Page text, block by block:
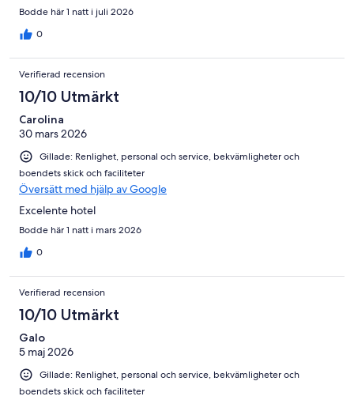
Bodde här 1 natt i juli 2026
0
Verifierad recension
10/10 Utmärkt
Carolina
30 mars 2026
Gillade: Renlighet, personal och service, bekvämligheter och
boendets skick och faciliteter
Översätt med hjälp av Google
Excelente hotel
Bodde här 1 natt i mars 2026
0
Verifierad recension
10/10 Utmärkt
Galo
5 maj 2026
Gillade: Renlighet, personal och service, bekvämligheter och
boendets skick och faciliteter